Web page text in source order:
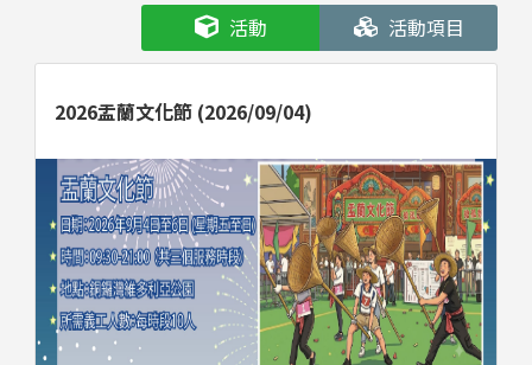
活動 活動項目
2026盂蘭文化節 (2026/09/04)